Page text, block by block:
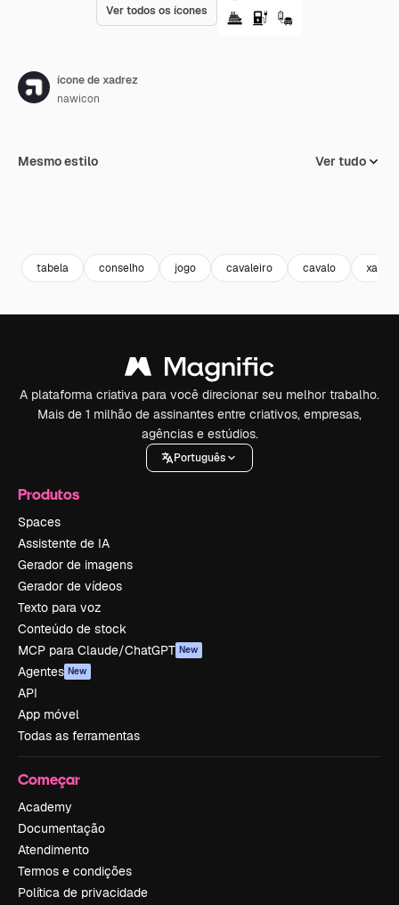
Ver todos os ícones
ícone de xadrez
nawicon
Mesmo estilo Ver tudo
tabela conselho jogo cavaleiro cavalo xadrez
A plataforma criativa para você direcionar seu melhor trabalho.
Mais de 1 milhão de assinantes entre criativos, empresas,
agências e estúdios.
Português
Produtos
Spaces
Assistente de IA
Gerador de imagens
Gerador de vídeos
Texto para voz
Conteúdo de stock
MCP para Claude/ChatGPT New
Agentes New
API
App móvel
Todas as ferramentas
Começar
Academy
Documentação
Atendimento
Termos e condições
Política de privacidade